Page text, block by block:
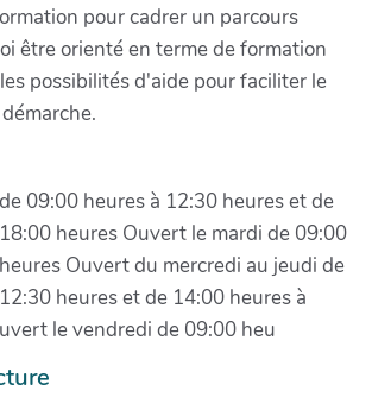
pour cadrer un parcours
être orienté en terme de formation
possibilités d'aide pour faciliter le
09:00 heures à 12:30 heures et de
heures Ouvert le mardi de 09:00
Ouvert du mercredi au jeudi de
heures et de 14:00 heures à
le vendredi de 09:00 heu